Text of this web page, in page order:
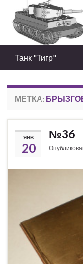
Танк "Тигр"
МЕТКА:
ЯНВ
20
№36